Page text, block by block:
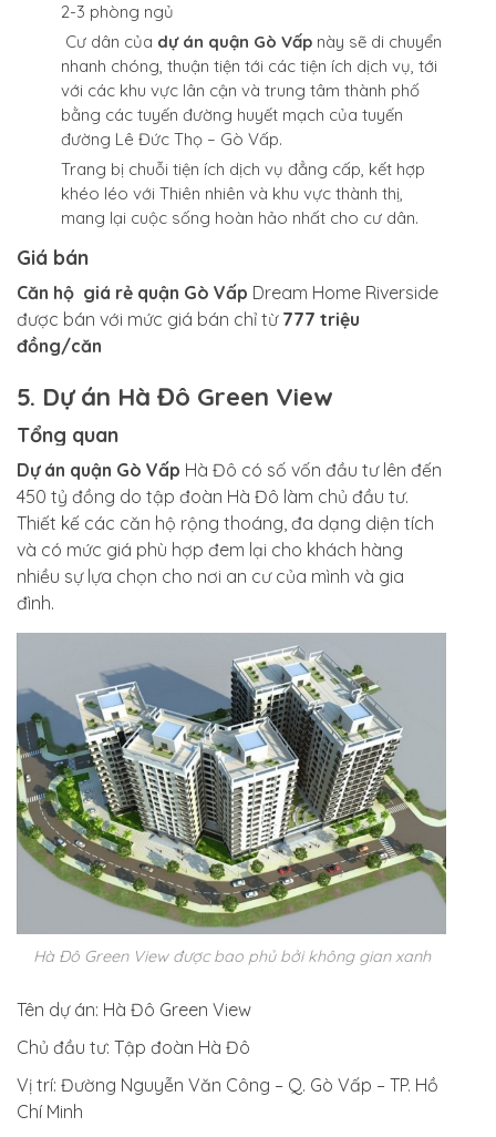
2-3 phòng ngủ
Cư dân của dự án quận Gò Vấp này sẽ di chuyển
nhanh chóng, thuận tiện tới các tiện ích dịch vụ, tới
với các khu vực lân cận và trung tâm thành phố
bằng các tuyến đường huyết mạch của tuyến
đường Lê Đức Thọ – Gò Vấp.
Trang bị chuỗi tiện ích dịch vụ đẳng cấp, kết hợp
khéo léo với Thiên nhiên và khu vực thành thị,
mang lại cuộc sống hoàn hảo nhất cho cư dân.
Giá bán
Căn hộ giá rẻ quận Gò Vấp Dream Home Riverside
được bán với mức giá bán chỉ từ 777 triệu
đồng/căn
5. Dự án Hà Đô Green View
Tổng quan
Dự án quận Gò Vấp Hà Đô có số vốn đầu tư lên đến
450 tỷ đồng do tập đoàn Hà Đô làm chủ đầu tư.
Thiết kế các căn hộ rộng thoáng, đa dạng diện tích
và có mức giá phù hợp đem lại cho khách hàng
nhiều sự lựa chọn cho nơi an cư của mình và gia
đình.
Hà Đô Green View được bao phủ bởi không gian xanh
Tên dự án: Hà Đô Green View
Chủ đầu tư: Tập đoàn Hà Đô
Vị trí: Đường Nguyễn Văn Công – Q. Gò Vấp – TP. Hồ
Chí Minh